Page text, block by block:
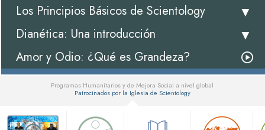
Los Principios Básicos de Scientology
Dianética: Una introducción
Amor y Odio: ¿Qué es Grandeza?
Programas Humanitarios y de Mejora Social a nivel global
Patrocinados por la Iglesia de Scientology